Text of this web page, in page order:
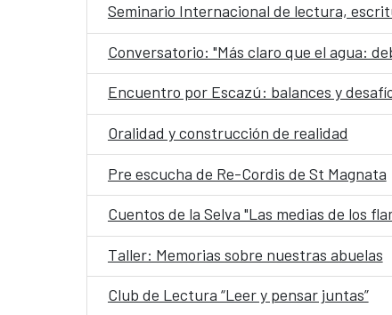
Seminario Internacional de lectura,
Conversatorio: "Más claro que el agua:
Encuentro por Escazú: balances y
Oralidad y construcción de realidad
Pre escucha de Re-Cordis de St Magnata
Cuentos de la Selva "Las medias de los
Taller: Memorias sobre nuestras abuelas
Club de Lectura “Leer y pensar juntas”